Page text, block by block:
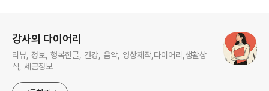
강사의 다이어리
리뷰, 정보, 행복한글, 건강, 음악, 영상제작,다이어리,생활상
식, 세금정보